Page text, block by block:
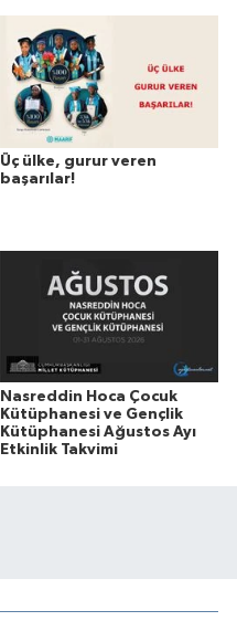
Üç ülke, gurur veren
başarılar!
Nasreddin Hoca Çocuk
Kütüphanesi ve Gençlik
Kütüphanesi Ağustos Ayı
Etkinlik Takvimi